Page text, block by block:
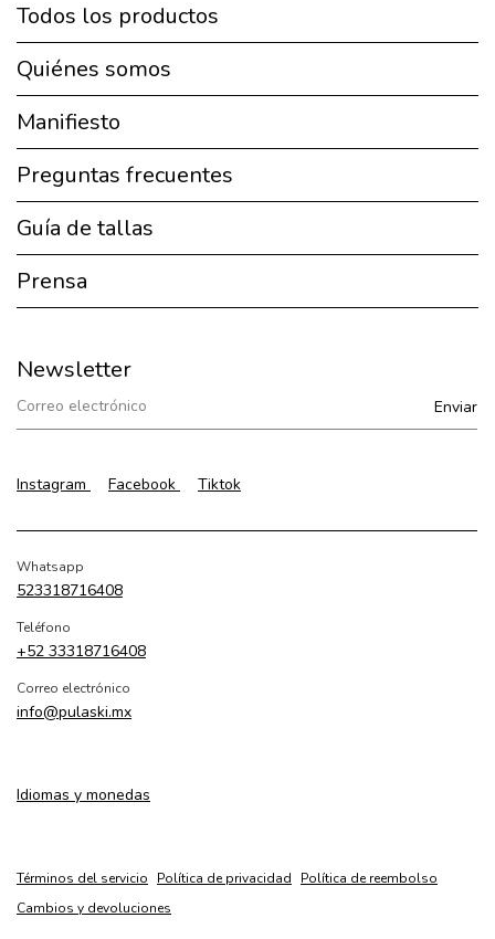
Todos los productos
Quiénes somos
Manifiesto
Preguntas frecuentes
Guía de tallas
Prensa
Newsletter
Instagram Facebook Tiktok
Whatsapp
523318716408
Teléfono
+52 33318716408
Correo electrónico
info@pulaski.mx
Idiomas y monedas
Términos del servicio Política de privacidad
Política de reembolso
Cambios y devoluciones